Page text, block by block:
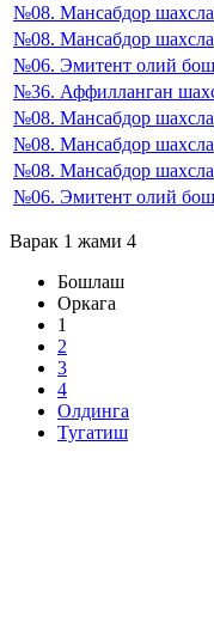
№08. Мансабдор
№08. Мансабдор
№06. Эмитент олий
№36. Аффилланган
№08. Мансабдор
№08. Мансабдор
№08. Мансабдор
№06. Эмитент олий
Варак 1 жами 4
Бошлаш
Оркага
1
2
3
4
Олдинга
Тугатиш